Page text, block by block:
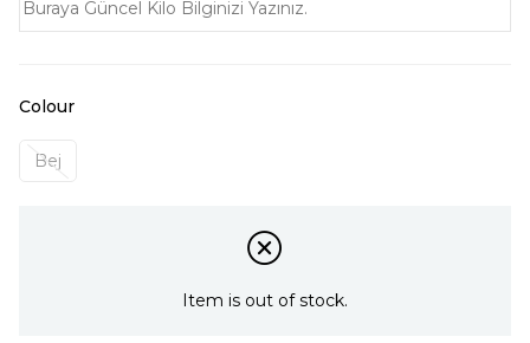
Colour
Bej
Item is out of stock.